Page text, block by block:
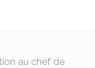
au chef de